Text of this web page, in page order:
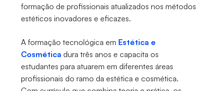
formação de profissionais atualizados nos métodos
estéticos inovadores e eficazes.
A formação tecnológica em Estética e
Cosmética dura três anos e capacita os
estudantes para atuarem em diferentes áreas
profissionais do ramo da estética e cosmética.